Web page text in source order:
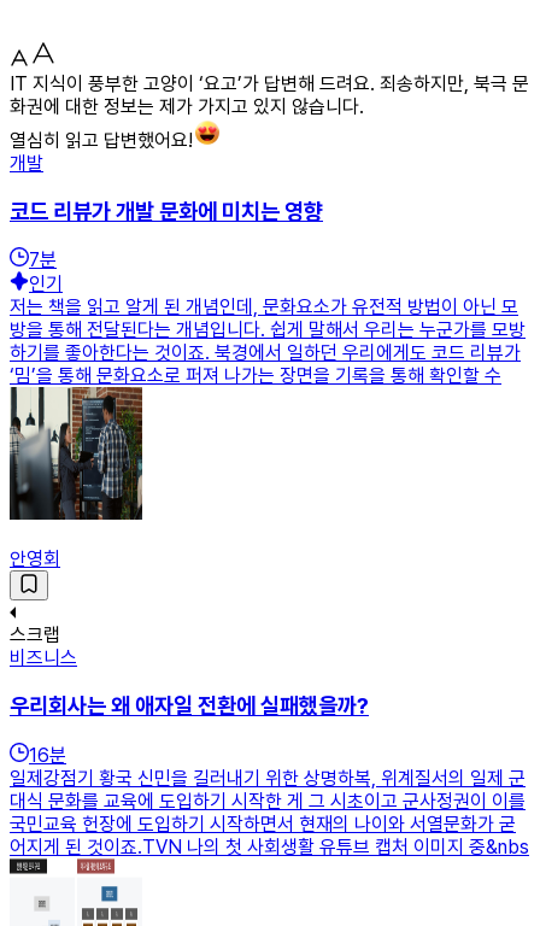
IT 지식이 풍부한 고양이 ‘요고’가 답변해 드려요. 죄송하지만, 북극 문
화권에 대한 정보는 제가 가지고 있지 않습니다.
열심히 읽고 답변했어요!
개발
코드 리뷰가 개발 문화에 미치는 영향
7분
인기
저는 책을 읽고 알게 된 개념인데, 문화요소가 유전적 방법이 아닌 모
방을 통해 전달된다는 개념입니다. 쉽게 말해서 우리는 누군가를 모방
하기를 좋아한다는 것이죠. 북경에서 일하던 우리에게도 코드 리뷰가
‘밈’을 통해 문화요소로 퍼져 나가는 장면을 기록을 통해 확인할 수
안영회
스크랩
비즈니스
우리회사는 왜 애자일 전환에 실패했을까?
16분
일제강점기 황국 신민을 길러내기 위한 상명하복, 위계질서의 일제 군
대식 문화를 교육에 도입하기 시작한 게 그 시초이고 군사정권이 이를
국민교육 헌장에 도입하기 시작하면서 현재의 나이와 서열문화가 굳
어지게 된 것이죠.TVN 나의 첫 사회생활 유튜브 캡처 이미지 중&nbs